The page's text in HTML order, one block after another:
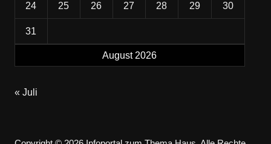
August 2026
24 25 26 27 28 29 30
31
« Juli